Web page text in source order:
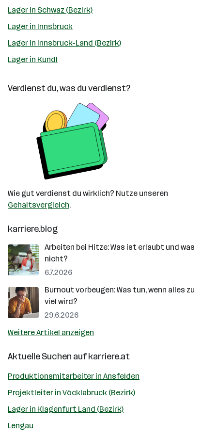
Lager in Schwaz (Bezirk)
Lager in Innsbruck
Lager in Innsbruck-Land (Bezirk)
Lager in Kundl
Verdienst du, was du verdienst?
Wie gut verdienst du wirklich? Nutze unseren
Gehaltsvergleich.
karriere.blog
Arbeiten bei Hitze: Was ist erlaubt und was
nicht?
6.7.2026
Burnout vorbeugen: Was tun, wenn alles zu
viel wird?
29.6.2026
Weitere Artikel anzeigen
Aktuelle Suchen aufkarriere.at
Produktionsmitarbeiter in Ansfelden
Projektleiter in Vöcklabruck (Bezirk)
Lager in Klagenfurt Land (Bezirk)
Lengau